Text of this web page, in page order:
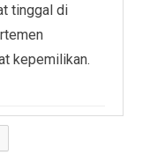
tinggal di
kepemilikan.